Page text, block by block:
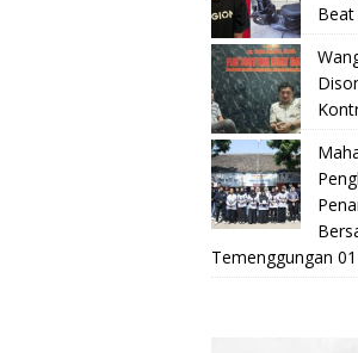
Beat
Temenggungan 01